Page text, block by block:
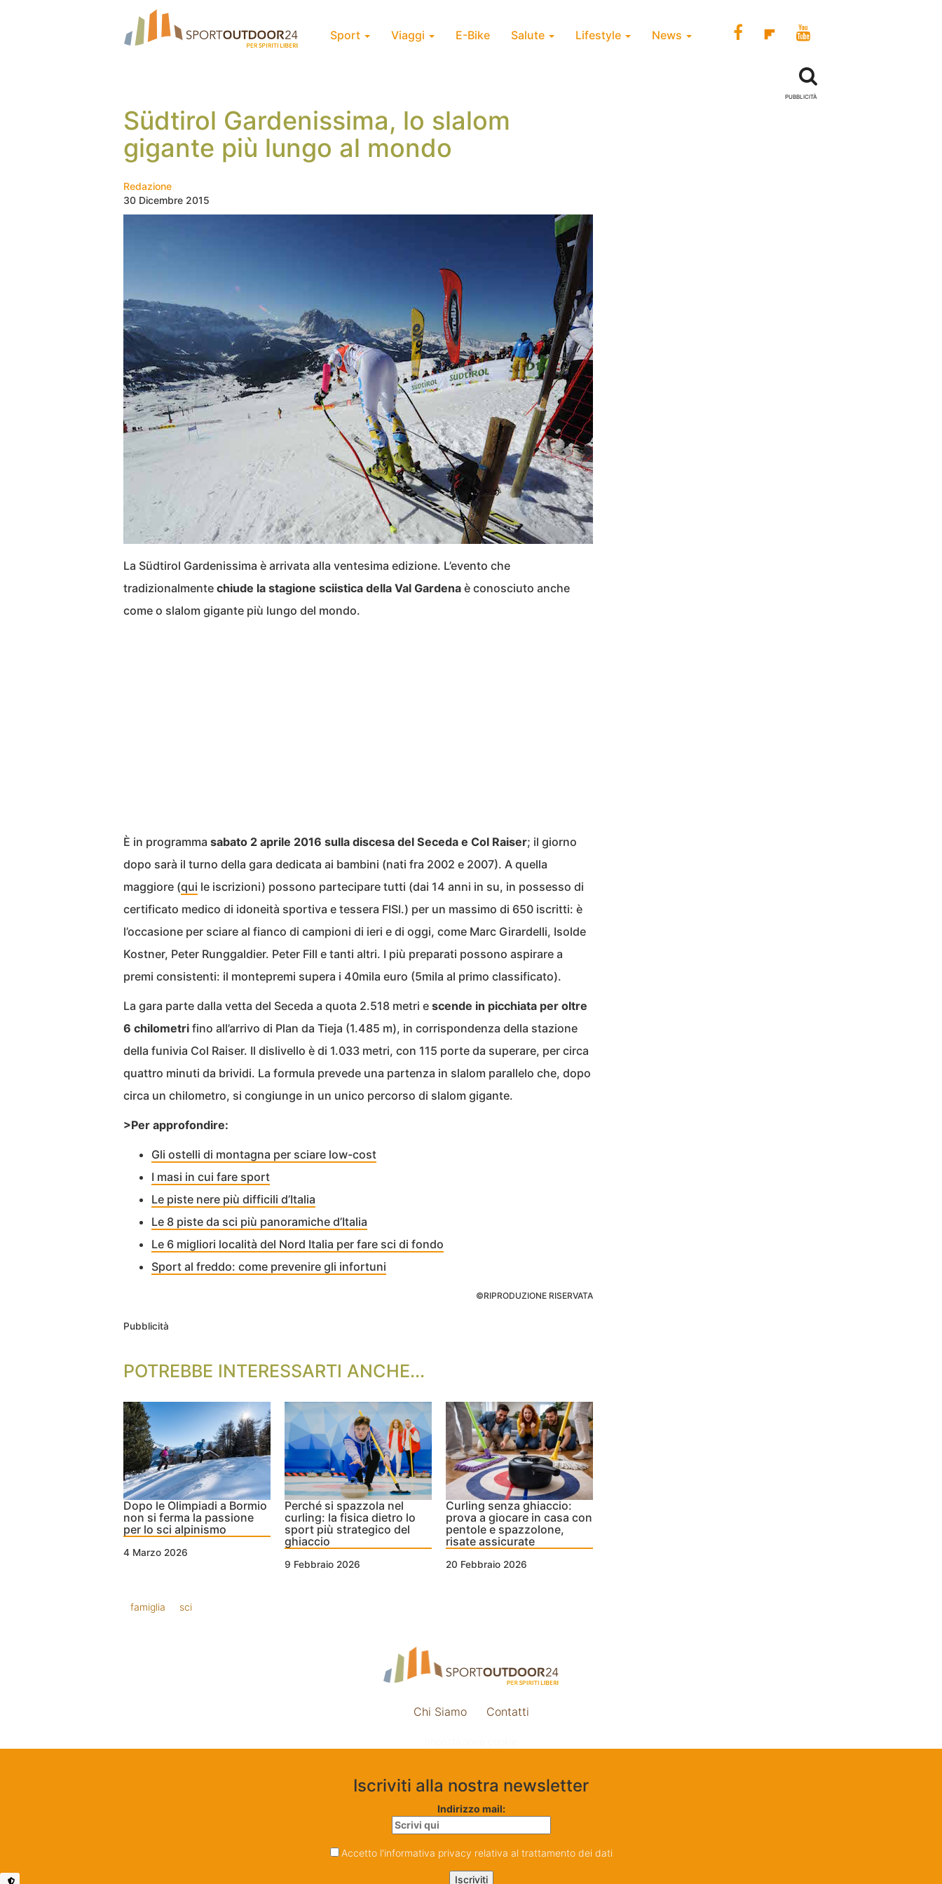
Sport Viaggi E-Bike Salute Lifestyle News
Südtirol Gardenissima, lo slalom
gigante più lungo al mondo
Redazione
30 Dicembre 2015
La Südtirol Gardenissima è arrivata alla ventesima edizione. L’evento che
tradizionalmente chiude la stagione sciistica della Val Gardena è conosciuto anche
come o slalom gigante più lungo del mondo.
È in programma sabato 2 aprile 2016 sulla discesa del Seceda e Col Raiser; il giorno
dopo sarà il turno della gara dedicata ai bambini (nati fra 2002 e 2007). A quella
maggiore (qui le iscrizioni) possono partecipare tutti (dai 14 anni in su, in possesso di
certificato medico di idoneità sportiva e tessera FISI.) per un massimo di 650 iscritti: è
l’occasione per sciare al fianco di campioni di ieri e di oggi, come Marc Girardelli, Isolde
Kostner, Peter Runggaldier. Peter Fill e tanti altri. I più preparati possono aspirare a
premi consistenti: il montepremi supera i 40mila euro (5mila al primo classificato).
La gara parte dalla vetta del Seceda a quota 2.518 metri e scende in picchiata per oltre
6 chilometri fino all’arrivo di Plan da Tieja (1.485 m), in corrispondenza della stazione
della funivia Col Raiser. Il dislivello è di 1.033 metri, con 115 porte da superare, per circa
quattro minuti da brividi. La formula prevede una partenza in slalom parallelo che, dopo
circa un chilometro, si congiunge in un unico percorso di slalom gigante.
>Per approfondire:
Gli ostelli di montagna per sciare low-cost
I masi in cui fare sport
Le piste nere più difficili d’Italia
Le 8 piste da sci più panoramiche d’Italia
Le 6 migliori località del Nord Italia per fare sci di fondo
Sport al freddo: come prevenire gli infortuni
©RIPRODUZIONE RISERVATA
Pubblicità
POTREBBE INTERESSARTI ANCHE...
Dopo le Olimpiadi a Bormio
non si ferma la passione
per lo sci alpinismo
4 Marzo 2026
Perché si spazzola nel
curling: la fisica dietro lo
sport più strategico del
ghiaccio
9 Febbraio 2026
Curling senza ghiaccio:
prova a giocare in casa con
pentole e spazzolone,
risate assicurate
20 Febbraio 2026
famiglia sci
PUBBLICITÀ
Chi Siamo Contatti
Iscriviti alla nostra newsletter
Indirizzo mail:
Accetto l'informativa privacy relativa al trattamento dei dati